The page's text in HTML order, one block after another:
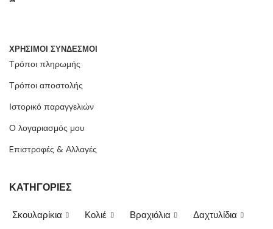
ΧΡΗΣΙΜΟΙ ΣΥΝΔΕΣΜΟΙ
Τρόποι πληρωμής
Τρόποι αποστολής
Ιστορικό παραγγελιών
Ο λογαριασμός μου
Eπιστροφές & Αλλαγές
ΚΑΤΗΓΟΡΙΕΣ
Σκουλαρίκια Κολιέ Βραχιόλια Δαχτυλίδια